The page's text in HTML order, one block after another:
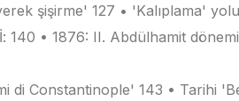
şişirme' 127 • 'Kalıplama'
• 1876: II. Abdülhamit
Constantinople' 143 • Tarihi